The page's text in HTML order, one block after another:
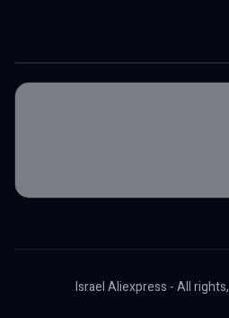
Israel Aliexpress - All rights,